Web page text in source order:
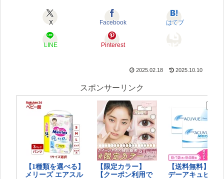
X Facebook はてブ
LINE Pinterest
2025.02.18 2025.10.10
スポンサーリンク